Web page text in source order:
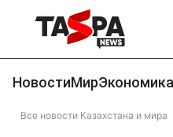
НовостиМирЭкономика
Все новости Казахстана и мира